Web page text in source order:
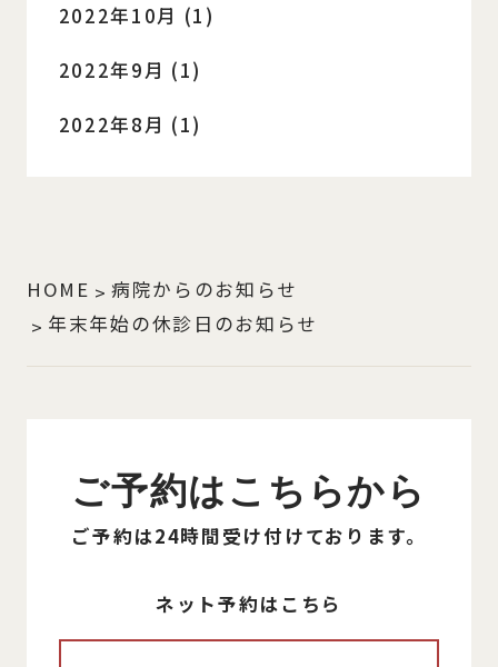
2022年10月 (1)
2022年9月 (1)
2022年8月 (1)
HOME
病院からのお知らせ
年末年始の休診日のお知らせ
ご予約はこちらから
ご予約は24時間受け付けております。
ネット予約はこちら